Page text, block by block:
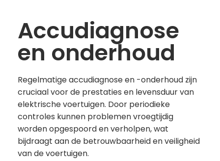
Accudiagnose
en onderhoud
Regelmatige accudiagnose en -onderhoud zijn
cruciaal voor de prestaties en levensduur van
elektrische voertuigen. Door periodieke
controles kunnen problemen vroegtijdig
worden opgespoord en verholpen, wat
bijdraagt aan de betrouwbaarheid en veiligheid
van de voertuigen.